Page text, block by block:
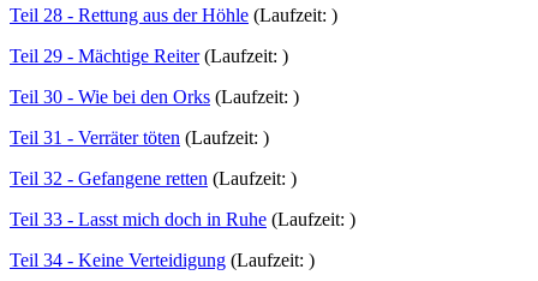
Teil 28 - Rettung aus der Höhle (Laufzeit: )
Teil 29 - Mächtige Reiter(Laufzeit: )
Teil 30 - Wie bei den Orks (Laufzeit: )
Teil 31 - Verräter töten (Laufzeit: )
Teil 32 - Gefangene retten (Laufzeit: )
Teil 33 - Lasst mich doch in Ruhe (Laufzeit: )
Teil 34 - Keine Verteidigung (Laufzeit: )